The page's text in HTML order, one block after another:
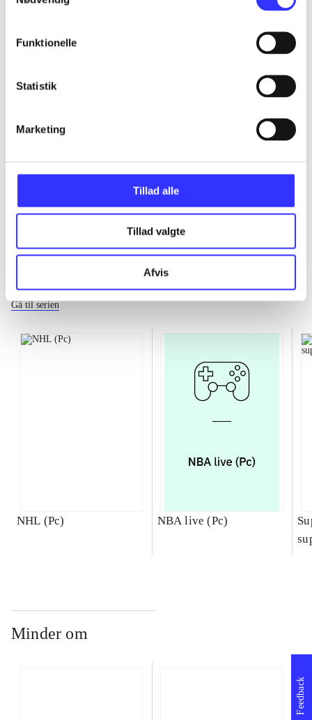
Funktionelle
Statistik
Marketing
Tillad alle
Tillad valgte
Afvis
...
...
...
Gå til serien
NHL (Pc) NBA live (Pc)
Minder om
Feedback